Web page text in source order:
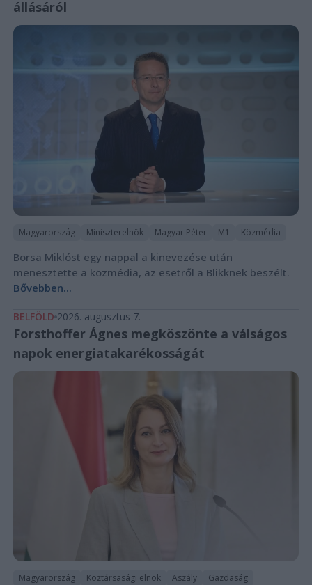
állásáról
Magyarország Miniszterelnök Magyar Péter M1 Közmédia
Borsa Miklóst egy nappal a kinevezése után
menesztette a közmédia, az esetről a Blikknek beszélt.
Bővebben...
BELFÖLD 2026. augusztus 7.
Forsthoffer Ágnes megköszönte a válságos
napok energiatakarékosságát
Magyarország Köztársasági elnök Aszály
Gazdaság